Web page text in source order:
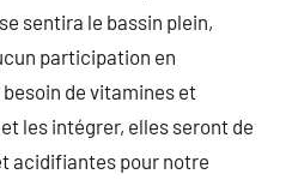
sentira le bassin plein,
participation en
de vitamines et
les intégrer, elles seront de
acidifiantes pour notre